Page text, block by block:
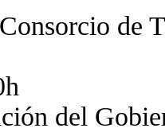
de
del